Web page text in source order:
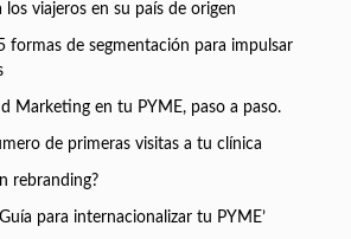
los viajeros en su país de origen
formas de segmentación para impulsar
Marketing en tu PYME, paso a paso.
de primeras visitas a tu clínica
rebranding?
para internacionalizar tu PYME’